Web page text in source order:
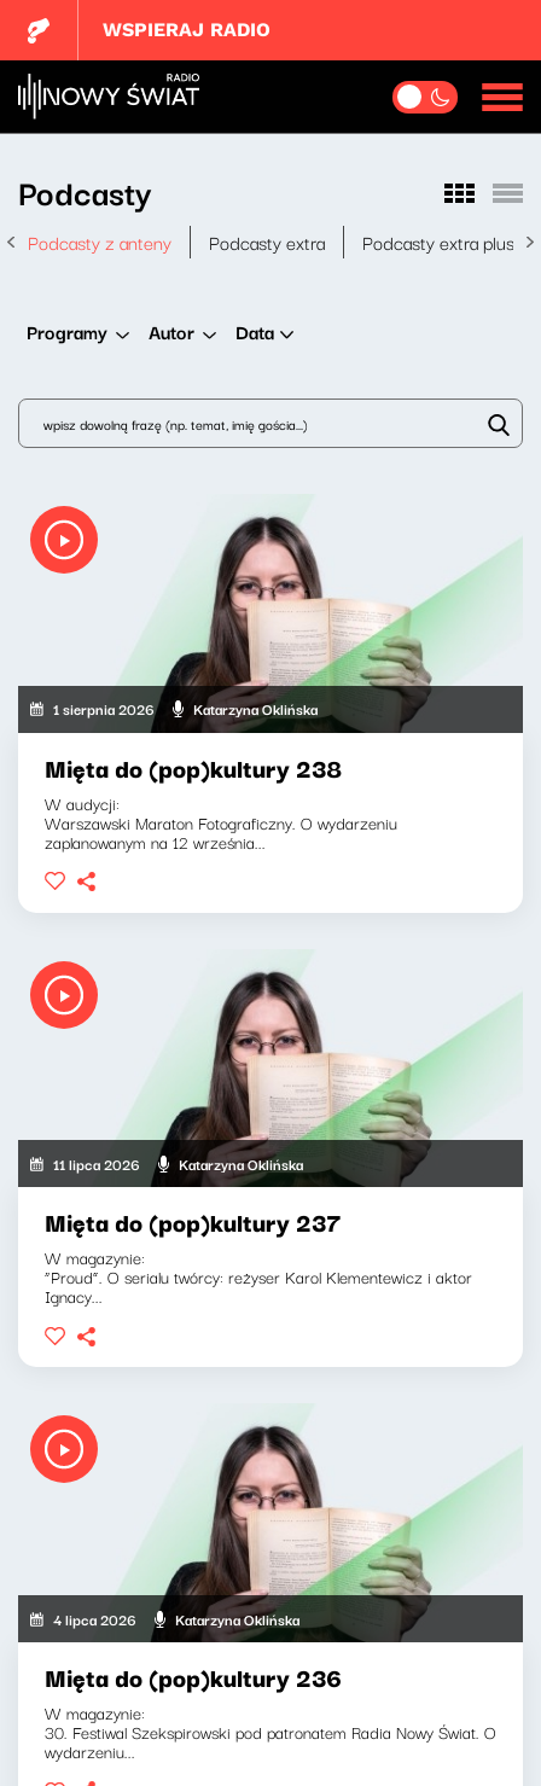
WSPIERAJ RADIO
Podcasty
Podcasty z anteny Podcasty extra Podcasty extra plus
Programy Autor Data
1 sierpnia 2026 Katarzyna Oklińska
Mięta do (pop)kultury 238
W audycji:
Warszawski Maraton Fotograficzny. O wydarzeniu
zaplanowanym na 12 września...
11 lipca 2026 Katarzyna Oklińska
Mięta do (pop)kultury 237
W magazynie:
“Proud”. O serialu twórcy: reżyser Karol Klementewicz i aktor
Ignacy...
4 lipca 2026 Katarzyna Oklińska
Mięta do (pop)kultury 236
W magazynie:
30. Festiwal Szekspirowski pod patronatem Radia Nowy Świat. O
wydarzeniu...